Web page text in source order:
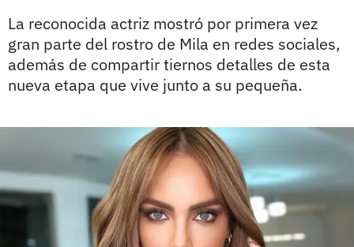
La reconocida actriz mostró por primera vez
gran parte del rostro de Mila en redes sociales,
además de compartir tiernos detalles de esta
nueva etapa que vive junto a su pequeña.